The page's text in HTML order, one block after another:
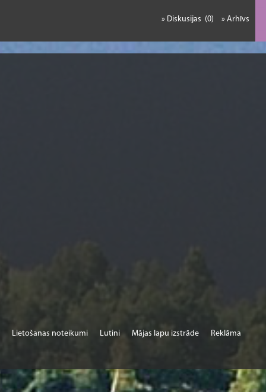
» Arhīvs
» Diskusijas (0)
Lietošanas noteikumi Lutini Mājas lapu izstrāde Reklāma